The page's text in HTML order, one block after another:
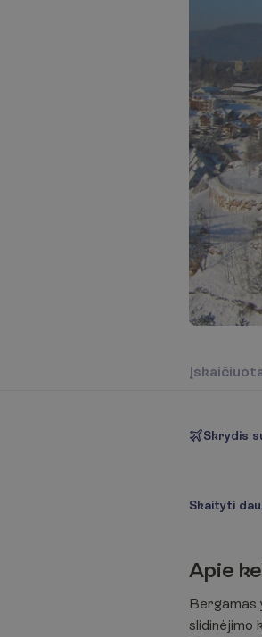
Įskaičiuot
Skrydis
Skaityti dau
Apie ke
Bergamas
slidinėjimo